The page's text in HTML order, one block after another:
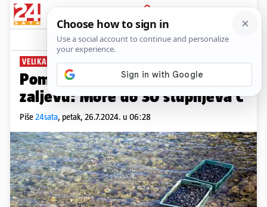
PRIJAVA
News Komentari
VELIKA ŠTETA
Pomor dagnji u Malostonskom
zaljevu: More do 30 stupnjeva C
Piše24sata, petak, 26.7.2024. u 06:28